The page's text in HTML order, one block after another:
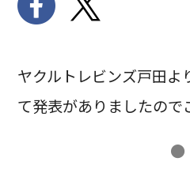
ヤクルトレビンズ戸田よ
て発表がありましたので
●